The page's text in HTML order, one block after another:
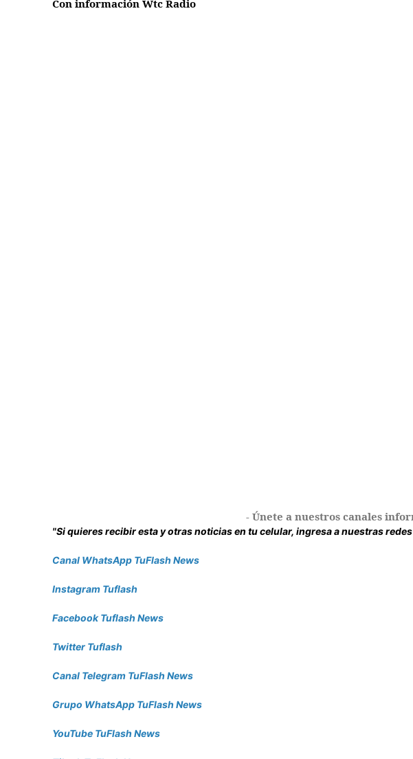
Con información Wtc Radio
- Únete a nuestros canales
"Si quieres recibir esta y otras noticias en tu celular, ingresa a nuestras
Canal WhatsApp TuFlash News
Instagram Tuflash
Facebook Tuflash News
Twitter Tuflash
Canal Telegram TuFlash News
Grupo WhatsApp TuFlash News
YouTube TuFlash News